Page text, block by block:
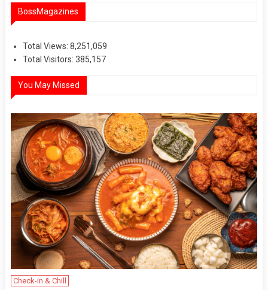
BossMagazines
Total Views: 8,251,059
Total Visitors: 385,157
You May Missed
Check-in & Chill